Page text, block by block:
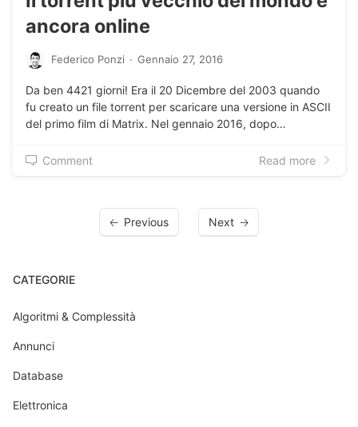
ancora online
Federico Ponzi · Gennaio 27, 2016
Da ben 4421 giorni! Era il 20 Dicembre del 2003 quando
fu creato un file torrent per scaricare una versione in ASCII
del primo film di Matrix. Nel gennaio 2016, dopo…
Comment Read more
Previous Next
CATEGORIE
Algoritmi & Complessità
Annunci
Database
Elettronica